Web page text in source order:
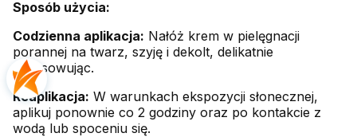
Sposób użycia:
Codzienna aplikacja: Nałóż krem w pielęgnacji
porannej na twarz, szyję i dekolt, delikatnie
wmasowując.
Reaplikacja: W warunkach ekspozycji słonecznej,
aplikuj ponownie co 2 godziny oraz po kontakcie z
wodą lub spoceniu się.